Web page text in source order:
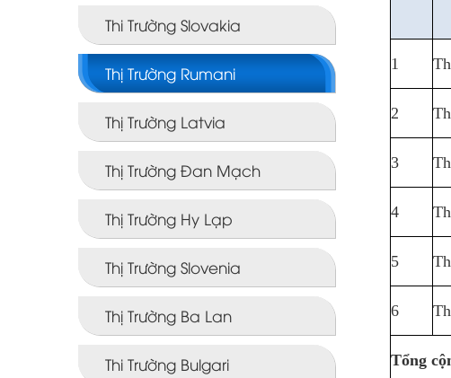
Thi Trường Slovakia
Thị Trường Rumani
Thị Trường Latvia
Thị Trường Đan Mạch
Thị Trường Hy Lạp
Thị Trường Slovenia
Thị Trường Ba Lan
Thi Trường Bulgari
1
2
3
4
5
6
Tổng